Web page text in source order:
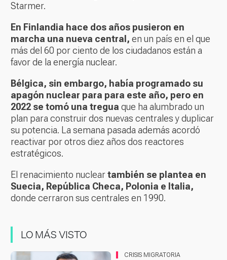
Starmer.
En Finlandia hace dos años pusieron en
marcha una nueva central, en un país en el que
más del 60 por ciento de los ciudadanos están a
favor de la energía nuclear.
Bélgica, sin embargo, había programado su
apagón nuclear para para este año, pero en
2022 se tomó una tregua que ha alumbrado un
plan para construir dos nuevas centrales y duplicar
su potencia. La semana pasada además acordó
reactivar por otros diez años dos reactores
estratégicos.
El renacimiento nucleartambién se plantea en
Suecia, República Checa, Polonia e Italia,
donde cerraron sus centrales en 1990.
LO MÁS VISTO
CRISIS MIGRATORIA